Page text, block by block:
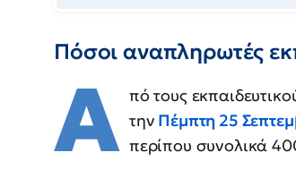
Πόσοι αναπληρωτές
Α πό τους
την Πέμπτη 25
περίπου συνολικά